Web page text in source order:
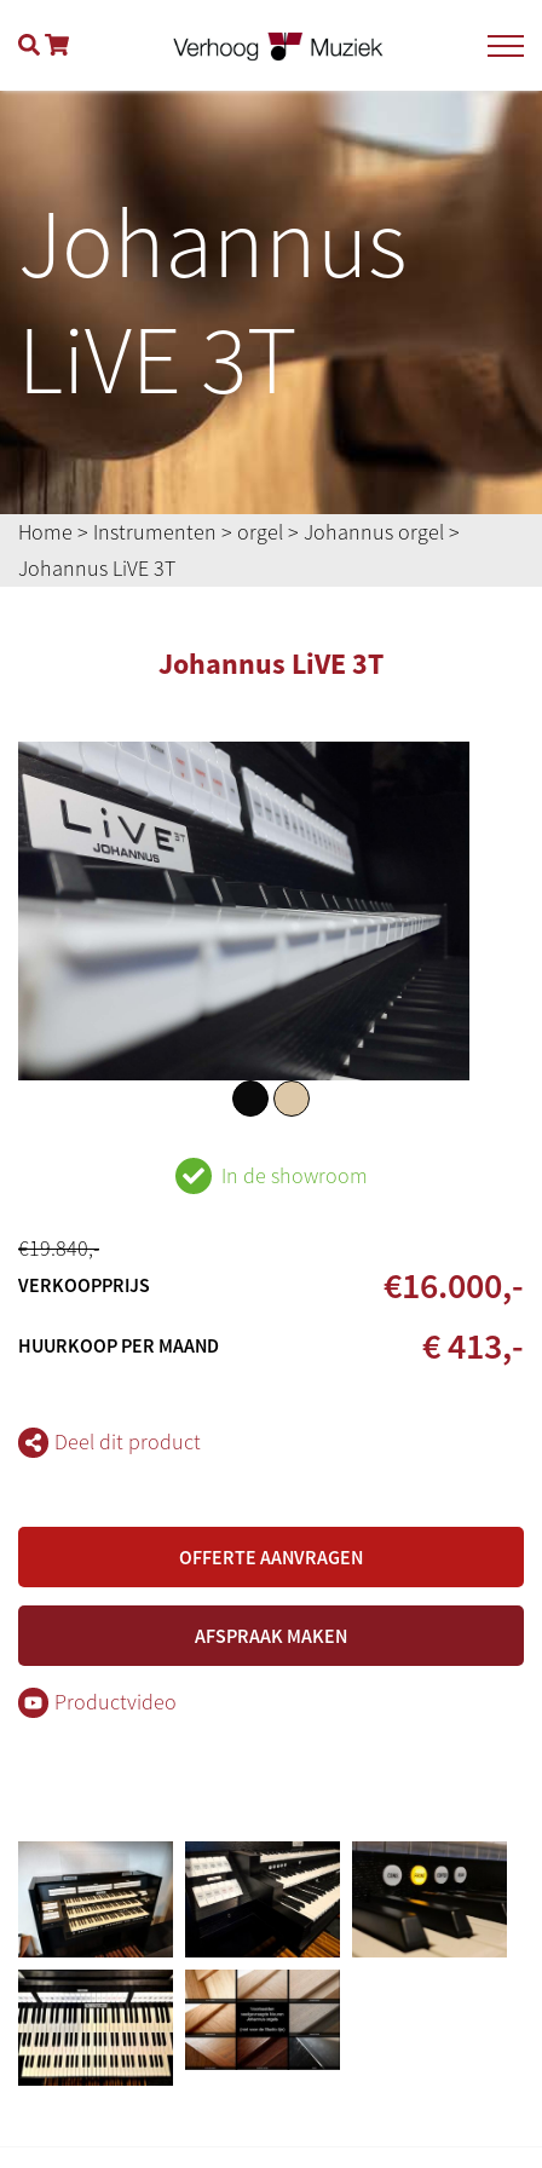
Johannus
LiVE 3T
Home > Instrumenten > orgel> Johannus orgel>
Johannus LiVE 3T
Johannus LiVE 3T
In de showroom
€19.840,-
VERKOOPPRIJS €16.000,-
HUURKOOP PER MAAND € 413,-
Deel dit product
OFFERTE AANVRAGEN
AFSPRAAK MAKEN
Productvideo